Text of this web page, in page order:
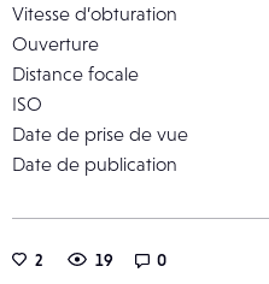
Vitesse d’obturation
Ouverture
Distance focale
ISO
Date de prise de vue
Date de publication
2 19 0